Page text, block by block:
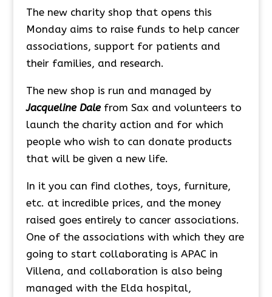
The new charity shop that opens this
Monday aims to raise funds to help cancer
associations, support for patients and
their families, and research.
The new shop is run and managed by
Jacqueline Dalefrom Sax and volunteers to
launch the charity action and for which
people who wish to can donate products
that will be given a new life.
In it you can find clothes, toys, furniture,
etc. at incredible prices, and the money
raised goes entirely to cancer associations.
One of the associations with which they are
going to start collaborating is APAC in
Villena, and collaboration is also being
managed with the Elda hospital,